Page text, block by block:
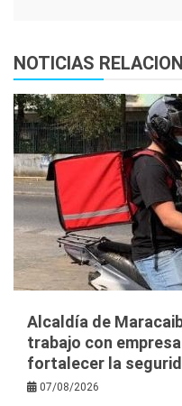
NOTICIAS
Alcaldía de
trabajo con
fortalecer la
07/08/2026